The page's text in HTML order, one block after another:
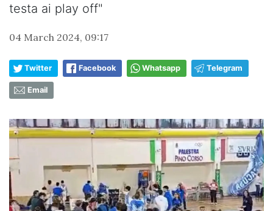
testa ai play off"
04 March 2024, 09:17
Twitter Facebook Whatsapp Telegram
Email